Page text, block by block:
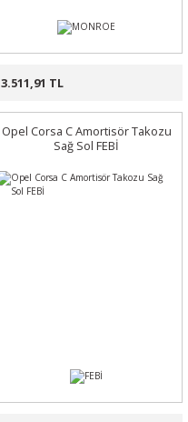
3.511,91 TL
Opel Corsa C Amortisör Takozu
Sağ Sol FEBİ